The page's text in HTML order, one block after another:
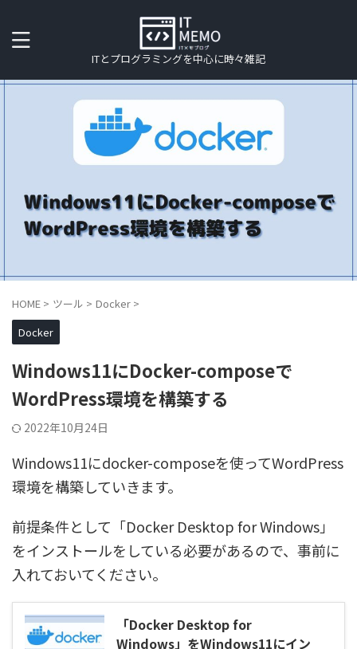
ITとプログラミングを中心に時々雑記
HOME > ツール > Docker >
Docker
Windows11にDocker-composeで
WordPress環境を構築する
2022年10月24日
Windows11にdocker-composeを使ってWordPress
環境を構築していきます。
前提条件として「Docker Desktop for Windows」
をインストールをしている必要があるので、事前に
入れておいてください。
「Docker Desktop for
Windows」をWindows11にイン